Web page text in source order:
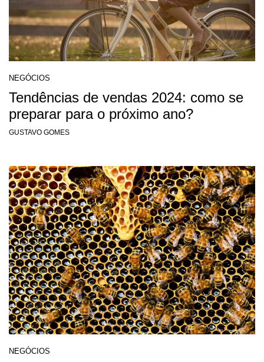
NEGÓCIOS
Tendências de vendas 2024: como se
preparar para o próximo ano?
GUSTAVO GOMES
NEGÓCIOS